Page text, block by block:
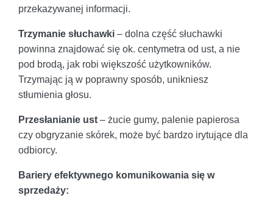
przekazywanej informacji.
Trzymanie słuchawki – dolna część słuchawki
powinna znajdować się ok. centymetra od ust, a nie
pod brodą, jak robi większość użytkowników.
Trzymając ją w poprawny sposób, unikniesz
stłumienia głosu.
Przesłanianie ust – żucie gumy, palenie papierosa
czy obgryzanie skórek, może być bardzo irytujące dla
odbiorcy.
Bariery efektywnego komunikowania się w
sprzedaży: